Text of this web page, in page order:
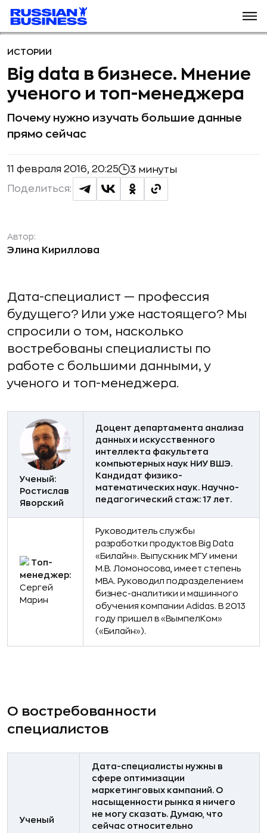
ИСТОРИИ
Big data в бизнесе. Мнение
ученого и топ-менеджера
Почему нужно изучать большие данные
прямо сейчас
11 февраля 2016, 20:25 3 минуты
Поделиться:
Автор:
Элина Кириллова
Дата-специалист — профессия
будущего? Или уже настоящего? Мы
спросили о том, насколько
востребованы специалисты по
работе с большими данными, у
ученого и топ-менеджера.
Ученый:
Ростислав
Яворский
Доцент департамента анализа
данных и искусственного
интеллекта факультета
компьютерных наук НИУ ВШЭ.
Кандидат физико-
математических наук. Научно-
педагогический стаж: 17 лет.
Топ-
менеджер:
Сергей
Марин
Руководитель службы
разработки продуктов Big Data
«Билайн». Выпускник МГУ имени
М.В. Ломоносова, имеет степень
MBA. Руководил подразделением
бизнес-аналитики и машинного
обучения компании Adidas. В 2013
году пришел в «ВымпелКом»
(«Билайн»).
О востребованности
специалистов
Ученый
Дата-специалисты нужны в
сфере оптимизации
маркетинговых кампаний. О
насыщенности рынка я ничего
не могу сказать. Думаю, что
сейчас относительно